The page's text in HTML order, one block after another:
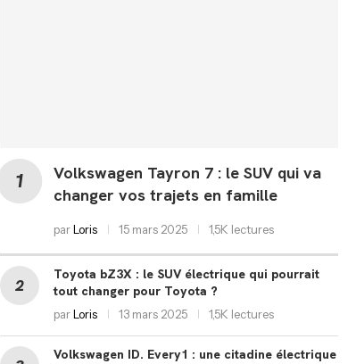
Volkswagen Tayron 7 : le SUV qui va
changer vos trajets en famille
parLoris 15 mars 2025 1,5K lectures
Toyota bZ3X : le SUV électrique qui pourrait
tout changer pour Toyota ?
parLoris 13 mars 2025 1,5K lectures
Volkswagen ID. Every1 : une citadine électrique